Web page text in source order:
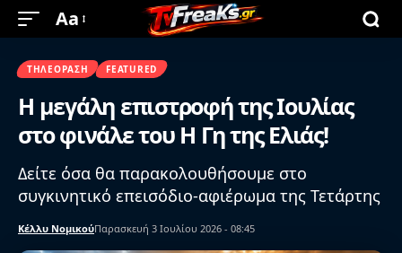
Aa
ΤΗΛΕΌΡΑΣΗ FEATURED
Η μεγάλη επιστροφή της Ιουλίας
στο φινάλε του Η Γη της Ελιάς!
Δείτε όσα θα παρακολουθήσουμε στο
συγκινητικό επεισόδιο-αφιέρωμα της Τετάρτης
Κέλλυ ΝομικούΠαρασκευή 3 Ιουλίου 2026 - 08:45